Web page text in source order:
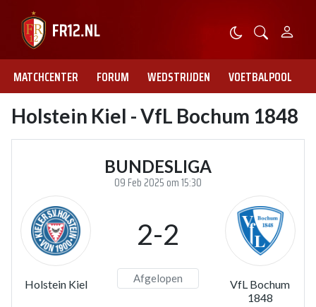
MATCHCENTER FORUM WEDSTRIJDEN VOETBALPOOL
Holstein Kiel - VfL Bochum 1848
BUNDESLIGA
09 Feb 2025 om 15:30
Holstein Kiel
2-2
Afgelopen
VfL Bochum
1848